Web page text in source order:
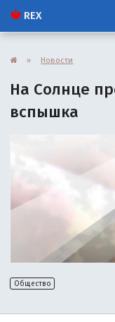
REX
» Новости
На Солнце
вспышка
Общество